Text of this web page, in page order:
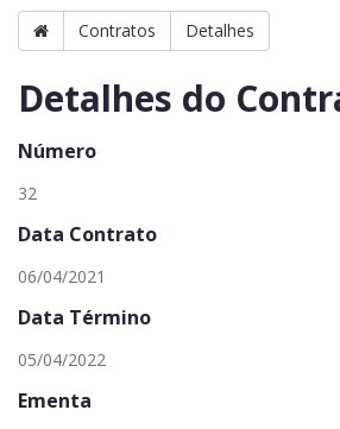
Contratos Detalhes
Detalhes do
Número
32
Data Contrato
06/04/2021
Data Término
05/04/2022
Ementa